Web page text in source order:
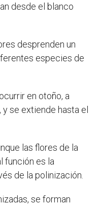
desde el blanco
desprenden un
especies de
en otoño, a
se extiende hasta el
las flores de la
función es la
de la polinización.
se forman